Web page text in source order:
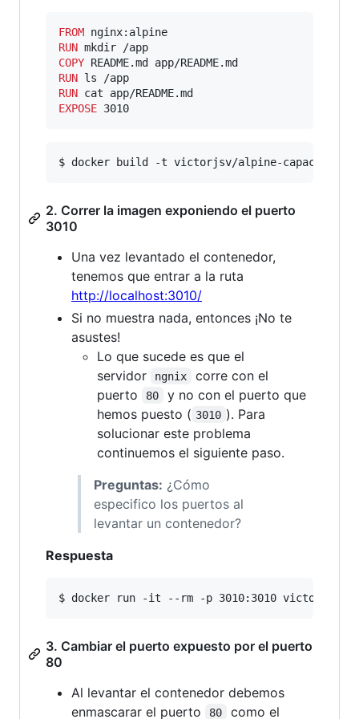
FROM
RUN
COPY
RUN
RUN
EXPOSE 3010
$ docker build -t victorjsv/alpine-
2. Correr la imagen exponiendo el puerto
3010
Una vez levantado el contenedor,
tenemos que entrar a la ruta
http://localhost:3010/
Si no muestra nada, entonces ¡No te
asustes!
Lo que sucede es que el
servidor
ngnix
corre con el
puerto
80
y no con el puerto que
hemos puesto ( 3010 ). Para
solucionar este problema
continuemos el siguiente paso.
Preguntas: ¿Cómo
especifico los puertos al
levantar un contenedor?
Respuesta
$ docker run -it --rm -p 3010:3010 victorjsv/
3. Cambiar el puerto expuesto por el puerto
80
Al levantar el contenedor debemos
enmascarar el puerto
80 como el